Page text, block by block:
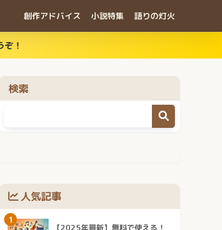
創作アドバイス 小説特集 語りの灯火
！
検索
人気記事
1
【2025年最新】無料で使える！